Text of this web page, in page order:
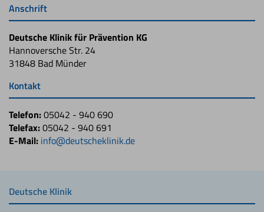
Anschrift
Deutsche Klinik für Prävention KG
Hannoversche Str. 24
31848 Bad Münder
Kontakt
Telefon:05042 - 940 690
Telefax:05042 - 940 691
E-Mail: info@deutscheklinik.de
Deutsche Klinik